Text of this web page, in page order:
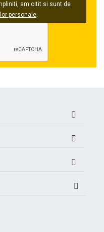
am citit si sunt de
personale.